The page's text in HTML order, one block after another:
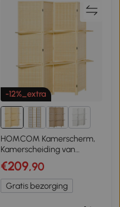
-12%_extra
9+
HOMCOM Kamerscherm,
Kamerscheiding van
Bamboe, 2 Planken,
Opvouwbaar, Voetkussens,
Natuurlijk
€209,90
Gratis bezorging